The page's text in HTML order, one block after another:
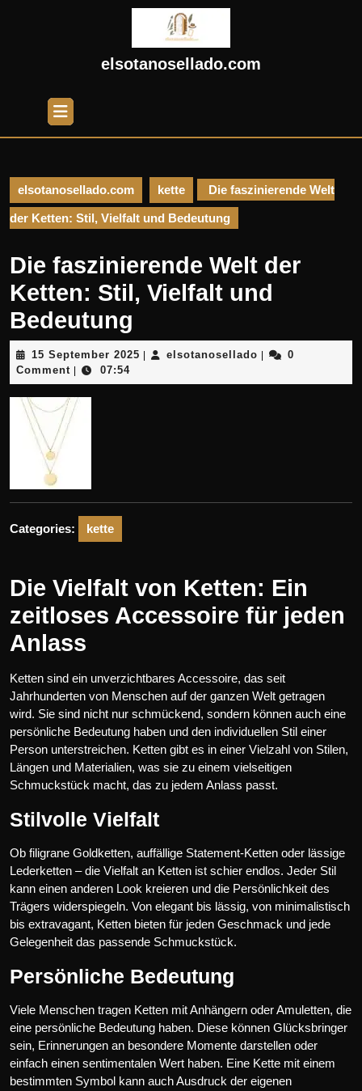
elsotanosellado.com
Open
Button
elsotanosellado.com kette Die faszinierende Welt
der Ketten: Stil, Vielfalt und Bedeutung
Die faszinierende Welt der
Ketten: Stil, Vielfalt und
Bedeutung
15 September 2025 15
2025
| elsotanosellado elsotanosellado
|
0
Comment | 07:54
Categories: kette
Die Vielfalt von Ketten: Ein
zeitloses Accessoire für jeden
Anlass
Ketten sind ein unverzichtbares Accessoire, das seit
Jahrhunderten von Menschen auf der ganzen Welt getragen
wird. Sie sind nicht nur schmückend, sondern können auch eine
persönliche Bedeutung haben und den individuellen Stil einer
Person unterstreichen. Ketten gibt es in einer Vielzahl von Stilen,
Längen und Materialien, was sie zu einem vielseitigen
Schmuckstück macht, das zu jedem Anlass passt.
Stilvolle Vielfalt
Ob filigrane Goldketten, auffällige Statement-Ketten oder lässige
Lederketten – die Vielfalt an Ketten ist schier endlos. Jeder Stil
kann einen anderen Look kreieren und die Persönlichkeit des
Trägers widerspiegeln. Von elegant bis lässig, von minimalistisch
bis extravagant, Ketten bieten für jeden Geschmack und jede
Gelegenheit das passende Schmuckstück.
Persönliche Bedeutung
Viele Menschen tragen Ketten mit Anhängern oder Amuletten, die
eine persönliche Bedeutung haben. Diese können Glücksbringer
sein, Erinnerungen an besondere Momente darstellen oder
einfach einen sentimentalen Wert haben. Eine Kette mit einem
bestimmten Symbol kann auch Ausdruck der eigenen